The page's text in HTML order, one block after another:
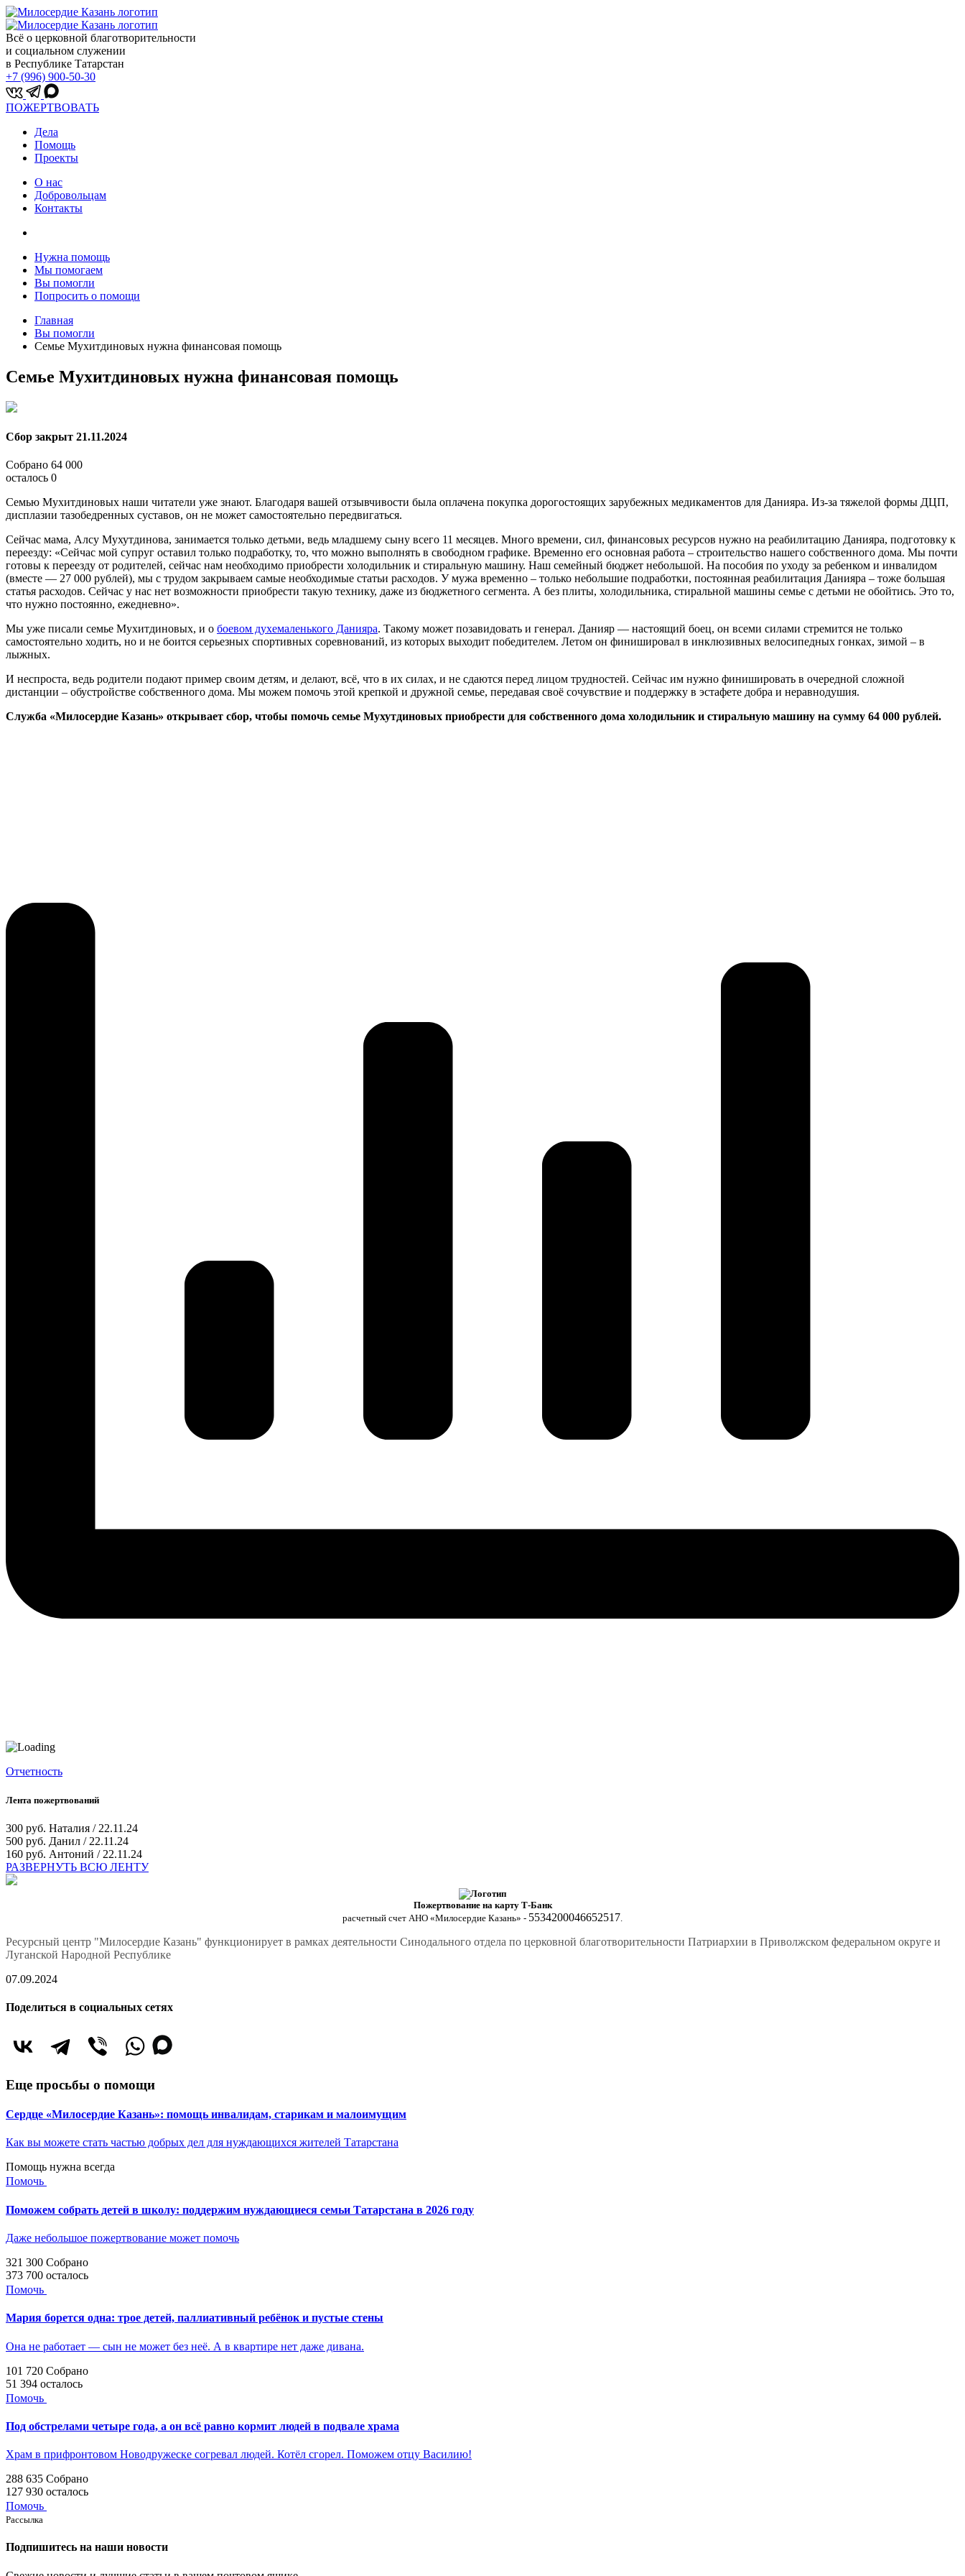
Всё о церковной благотворительности
и социальном служении
в Республике Татарстан
+7 (996) 900-50-30
ПОЖЕРТВОВАТЬ
Дела
Помощь
Проекты
О нас
Добровольцам
Контакты
Нужна помощь
Мы помогаем
Вы помогли
Попросить о помощи
Главная
Вы помогли
Семье Мухитдиновых нужна финансовая помощь
Семье Мухитдиновых нужна финансовая помощь
Сбор закрыт 21.11.2024
Собрано 64 000
осталось 0
Семью Мухитдиновых наши читатели уже знают. Благодаря вашей отзывчивости была оплачена покупка дорогостоящих зарубежных медикаментов для Данияра. Из-за тяжелой формы ДЦП,
дисплазии тазобедренных суставов, он не может самостоятельно передвигаться.
Сейчас мама, Алсу Мухутдинова, занимается только детьми, ведь младшему сыну всего 11 месяцев. Много времени, сил, финансовых ресурсов нужно на реабилитацию Данияра, подготовку к
переезду: «Сейчас мой супруг оставил только подработку, то, что можно выполнять в свободном графике. Временно его основная работа – строительство нашего собственного дома. Мы почти
готовы к переезду от родителей, сейчас нам необходимо приобрести холодильник и стиральную машину. Наш семейный бюджет небольшой. На пособия по уходу за ребенком и инвалидом
(вместе — 27 000 рублей), мы с трудом закрываем самые необходимые статьи расходов. У мужа временно – только небольшие подработки, постоянная реабилитация Данияра – тоже большая
статья расходов. Сейчас у нас нет возможности приобрести такую технику, даже из бюджетного сегмента. А без плиты, холодильника, стиральной машины семье с детьми не обойтись. Это то,
что нужно постоянно, ежедневно».
Мы уже писали семье Мухитдиновых, и о боевом духемаленького Данияра. Такому может позавидовать и генерал. Данияр — настоящий боец, он всеми силами стремится не только
самостоятельно ходить, но и не боится серьезных спортивных соревнований, из которых выходит победителем. Летом он финишировал в инклюзивных велосипедных гонках, зимой – в
лыжных.
И неспроста, ведь родители подают пример своим детям, и делают, всё, что в их силах, и не сдаются перед лицом трудностей. Сейчас им нужно финишировать в очередной сложной
дистанции – обустройстве собственного дома. Мы можем помочь этой крепкой и дружной семье, передавая своё сочувствие и поддержку в эстафете добра и неравнодушия.
Служба «Милосердие Казань» открывает сбор, чтобы помочь семье Мухутдиновых приобрести для собственного дома холодильник и стиральную машину на сумму 64 000 рублей.
Отчетность
Лента пожертвований
300 руб. Наталия / 22.11.24
500 руб. Данил / 22.11.24
160 руб. Антоний / 22.11.24
РАЗВЕРНУТЬ ВСЮ ЛЕНТУ
Пожертвование на карту Т-Банк
расчетный счет АНО «Милосердие Казань» - 5534200046652517
Ресурсный центр "Милосердие Казань" функционирует в рамках деятельности Синодального отдела по церковной благотворительности Патриархии в Приволжском федеральном округе и
Луганской Народной Республике
07.09.2024
Поделиться в социальных сетях
Еще просьбы о помощи
Сердце «Милосердие Казань»: помощь инвалидам, старикам и малоимущим
Как вы можете стать частью добрых дел для нуждающихся жителей Татарстана
Помощь нужна всегда
Помочь
Поможем собрать детей в школу: поддержим нуждающиеся семьи Татарстана в 2026 году
Даже небольшое пожертвование может помочь
321 300 Собрано
373 700 осталось
Помочь
Мария борется одна: трое детей, паллиативный ребёнок и пустые стены
Она не работает — сын не может без неё. А в квартире нет даже дивана.
101 720 Собрано
51 394 осталось
Помочь
Под обстрелами четыре года, а он всё равно кормит людей в подвале храма
Храм в прифронтовом Новодружеске согревал людей. Котёл сгорел. Поможем отцу Василию!
288 635 Собрано
127 930 осталось
Помочь
Рассылка
Подпишитесь на наши новости